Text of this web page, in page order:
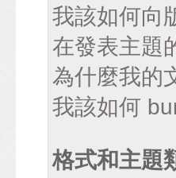
我該如何向
在發表主題
為什麼我的
我該如何
格式和主題